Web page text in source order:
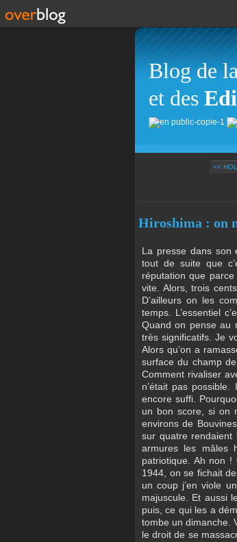
Blog de
et des
<<
Hiroshima : on
La presse dans son
tout de suite que
réputation que
vite. Alors, trois
D’ailleurs on les
temps. L’essentiel
Quand on pense au
très significatifs. Je
Alors qu’on a
surface du champ
Comment rivaliser
n’était pas
encore suffi.
un bon score, si on
environs de
sur quatre rendaient
armures les mâles
patriotique. Ah non
1944, on se fichait
un coup j’en viole
majuscule. Et aussi
puis, ce qui les a
tombe un dimanche.
le droit de se